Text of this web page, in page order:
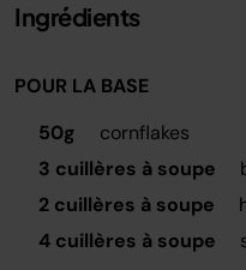
Ingrédients
POUR LA BASE
50g
cornflakes
3 cuillères à soupe
2 cuillères à soupe
4 cuillères à soupe